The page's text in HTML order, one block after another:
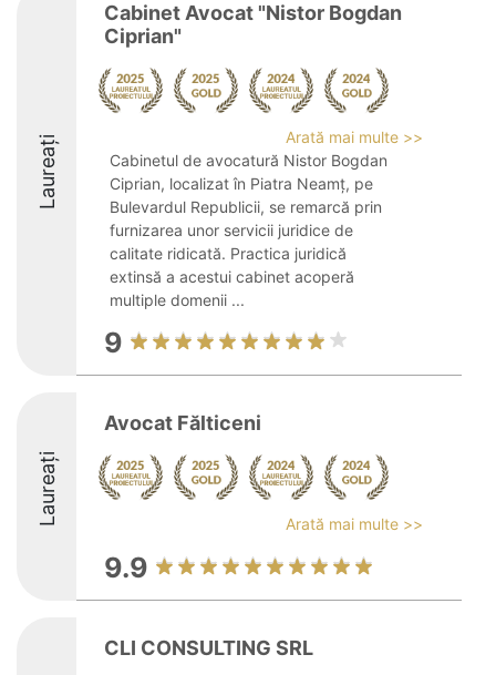
Laureați
Cabinet Avocat "Nistor Bogdan
Ciprian"
Arată mai multe >>
Cabinetul de avocatură Nistor Bogdan
Ciprian, localizat în Piatra Neamț, pe
Bulevardul Republicii, se remarcă prin
furnizarea unor servicii juridice de
calitate ridicată. Practica juridică
extinsă a acestui cabinet acoperă
multiple domenii ...
9
Laureați
Avocat Fălticeni
Arată mai multe >>
9.9
CLI CONSULTING SRL